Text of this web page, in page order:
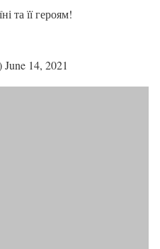
та її героям!
14, 2021